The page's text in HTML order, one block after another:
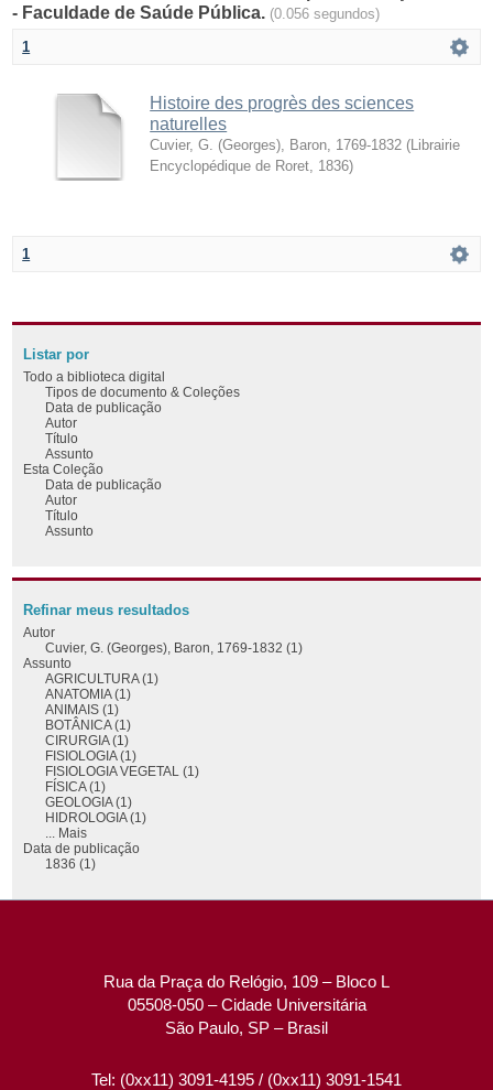
- Faculdade de Saúde Pública. (0.056 segundos)
1
Histoire des progrès des sciences
naturelles
Cuvier, G. (Georges), Baron, 1769-1832 ( Librairie
Encyclopédique de Roret 1836)
1
Listar por
Todo a biblioteca digital
Tipos de documento & Coleções
Data de publicação
Autor
Título
Assunto
Esta Coleção
Data de publicação
Autor
Título
Assunto
Refinar meus resultados
Autor
Cuvier, G. (Georges), Baron, 1769-1832 (1)
Assunto
AGRICULTURA (1)
ANATOMIA (1)
ANIMAIS (1)
BOTÂNICA (1)
CIRURGIA (1)
FISIOLOGIA (1)
FISIOLOGIA VEGETAL (1)
FÍSICA (1)
GEOLOGIA (1)
HIDROLOGIA (1)
... Mais
Data de publicação
1836 (1)
Rua da Praça do Relógio, 109 – Bloco L
05508-050 – Cidade Universitária
São Paulo, SP – Brasil
Tel: (0xx11) 3091-4195 / (0xx11) 3091-1541